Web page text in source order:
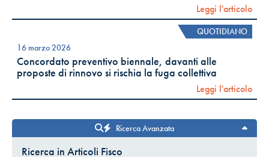
Leggi l'articolo
QUOTIDIANO
16 marzo 2026
Concordato preventivo biennale, davanti alle
proposte di rinnovo si rischia la fuga collettiva
Leggi l'articolo
Ricerca Avanzata
Ricerca in Articoli Fisco